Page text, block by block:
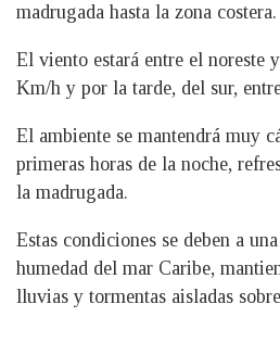
madrugada hasta la zona costera.
El viento estará entre el noreste
Km/h y por la tarde, del sur,
El ambiente se mantendrá muy
primeras horas de la noche,
la madrugada.
Estas condiciones se deben a
humedad del mar Caribe,
lluvias y tormentas aisladas